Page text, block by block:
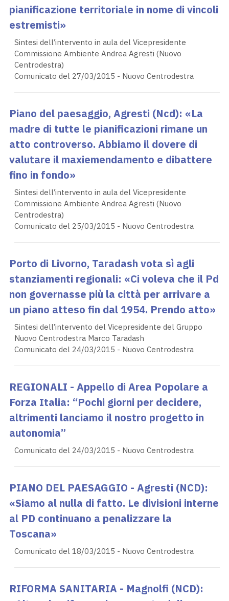
pianificazione territoriale in nome di vincoli
estremisti»
Sintesi dell’intervento in aula del Vicepresidente
Commissione Ambiente Andrea Agresti (Nuovo
Centrodestra)
Comunicato del 27/03/2015 - Nuovo Centrodestra
Piano del paesaggio, Agresti (Ncd): «La
madre di tutte le pianificazioni rimane un
atto controverso. Abbiamo il dovere di
valutare il maxiemendamento e dibattere
fino in fondo»
Sintesi dell’intervento in aula del Vicepresidente
Commissione Ambiente Andrea Agresti (Nuovo
Centrodestra)
Comunicato del 25/03/2015 - Nuovo Centrodestra
Porto di Livorno, Taradash vota sì agli
stanziamenti regionali: «Ci voleva che il Pd
non governasse più la città per arrivare a
un piano atteso fin dal 1954. Prendo atto»
Sintesi dell’intervento del Vicepresidente del Gruppo
Nuovo Centrodestra Marco Taradash
Comunicato del 24/03/2015 - Nuovo Centrodestra
REGIONALI - Appello di Area Popolare a
Forza Italia: “Pochi giorni per decidere,
altrimenti lanciamo il nostro progetto in
autonomia”
Comunicato del 24/03/2015 - Nuovo Centrodestra
PIANO DEL PAESAGGIO - Agresti (NCD):
«Siamo al nulla di fatto. Le divisioni interne
al PD continuano a penalizzare la
Toscana»
Comunicato del 18/03/2015 - Nuovo Centrodestra
RIFORMA SANITARIA - Magnolfi (NCD):